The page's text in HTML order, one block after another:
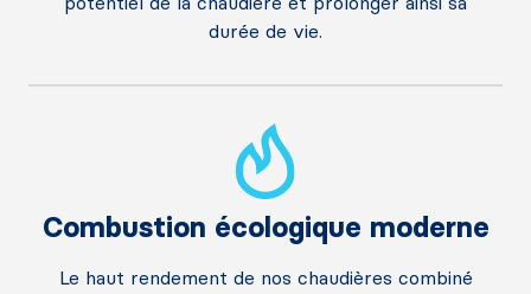
durée de vie.
Combustion écologique moderne
Le haut rendement de nos chaudières combiné